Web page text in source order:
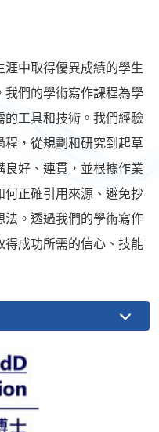
中取得優異成績的學生
我們的學術寫作課程為學
的工具和技術。我們經驗
，從規劃和研究到起草
好、連貫，並根據作業
何正確引用來源、避免抄
法。透過我們的學術寫作
得成功所需的信心、技能